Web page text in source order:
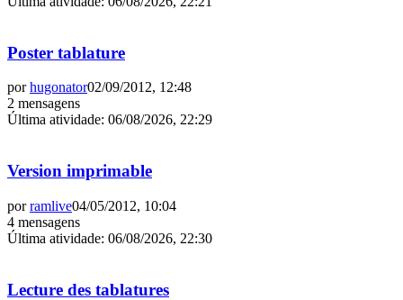
Poster tablature
por hugonator02/09/2012, 12:48
2 mensagens
Última atividade: 06/08/2026, 22:29
Version imprimable
por ramlive04/05/2012, 10:04
4 mensagens
Última atividade: 06/08/2026, 22:30
Lecture des tablatures